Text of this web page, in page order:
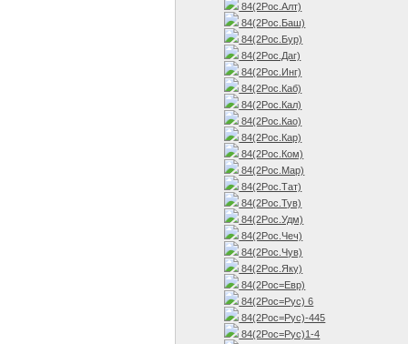
84(2Рос.Алт)
84(2Рос.Баш)
84(2Рос.Бур)
84(2Рос.Даг)
84(2Рос.Инг)
84(2Рос.Каб)
84(2Рос.Кал)
84(2Рос.Као)
84(2Рос.Кар)
84(2Рос.Ком)
84(2Рос.Мар)
84(2Рос.Тат)
84(2Рос.Тув)
84(2Рос.Удм)
84(2Рос.Чеч)
84(2Рос.Чув)
84(2Рос.Яку)
84(2Рос=Евр)
84(2Рос=Рус) 6
84(2Рос=Рус)-445
84(2Рос=Рус)1-4